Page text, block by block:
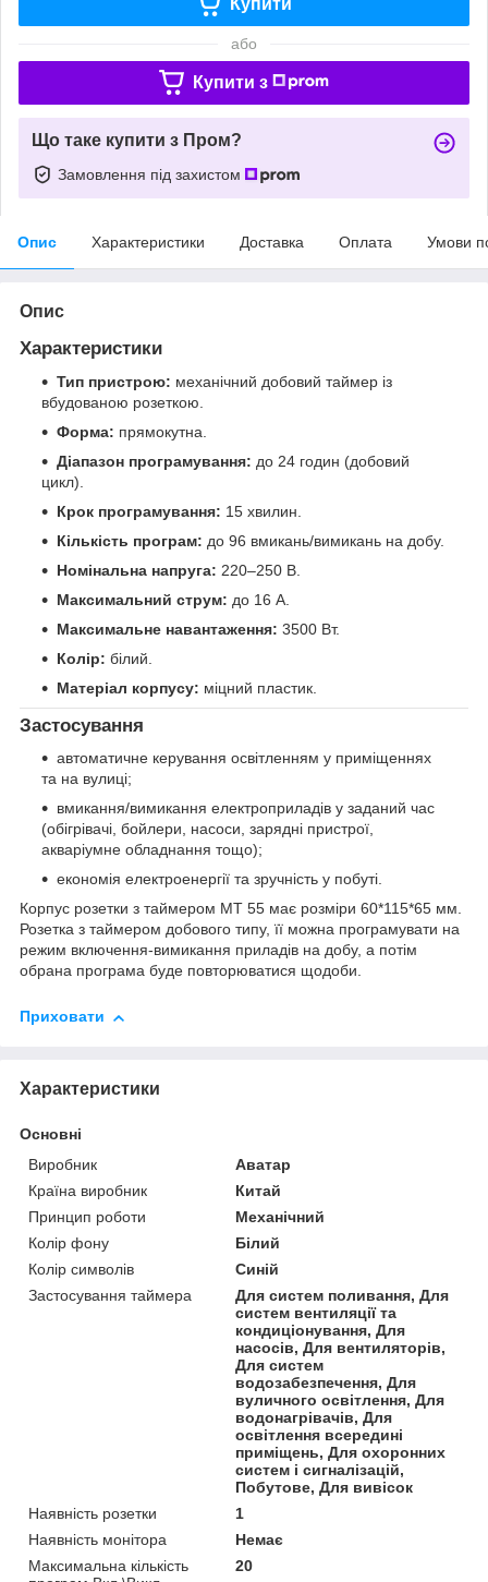
або
Купити з
Що таке купити з Пром?
Замовлення під захистом
Опис Характеристики Доставка Оплата Умови
Опис
Характеристики
Тип пристрою: механічний добовий таймер із
вбудованою розеткою.
Форма: прямокутна.
Діапазон програмування: до 24 годин (добовий
цикл).
Крок програмування: 15 хвилин.
Кількість програм: до 96 вмикань/вимикань на добу.
Номінальна напруга: 220–250 В.
Максимальний струм: до 16 А.
Максимальне навантаження: 3500 Вт.
Колір: білий.
Матеріал корпусу: міцний пластик.
Застосування
автоматичне керування освітленням у приміщеннях
та на вулиці;
вмикання/вимикання електроприладів у заданий час
(обігрівачі, бойлери, насоси, зарядні пристрої,
акваріумне обладнання тощо);
економія електроенергії та зручність у побуті.
Корпус розетки з таймером MT 55 має розміри 60*115*65 мм.
Розетка з таймером добового типу, її можна програмувати на
режим включення-вимикання приладів на добу, а потім
обрана програма буде повторюватися щодоби.
Приховати
Характеристики
Основні
Виробник
Аватар
Країна виробник
Китай
Принцип роботи
Механічний
Колір фону
Білий
Колір символів
Синій
Застосування таймера
Для систем поливання, Для
систем вентиляції та
кондиціонування, Для
насосів, Для вентиляторів,
Для систем
водозабезпечення, Для
вуличного освітлення, Для
водонагрівачів, Для
освітлення всередині
приміщень, Для охоронних
систем і сигналізацій,
Побутове, Для вивісок
Наявність розетки
1
Наявність монітора
Немає
Максимальна кількість
20